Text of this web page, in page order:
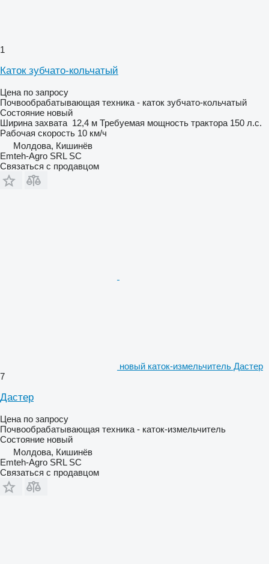
1
Каток зубчато-кольчатый
Цена по запросу
Почвообрабатывающая техника - каток зубчато-кольчатый
Состояние новый
Ширина захвата 12,4 м Требуемая мощность трактора 150 л.с.
Рабочая скорость 10 км/ч
Молдова, Кишинёв
Emteh-Agro SRL SC
Связаться с продавцом
новый каток-измельчитель Дастер
7
Дастер
Цена по запросу
Почвообрабатывающая техника - каток-измельчитель
Состояние новый
Молдова, Кишинёв
Emteh-Agro SRL SC
Связаться с продавцом